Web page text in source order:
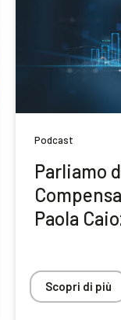
Podcast
Parliamo
Paola
Scopri di più